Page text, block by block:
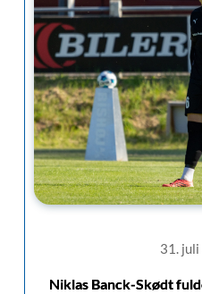
31.
Niklas Banck-Skødt